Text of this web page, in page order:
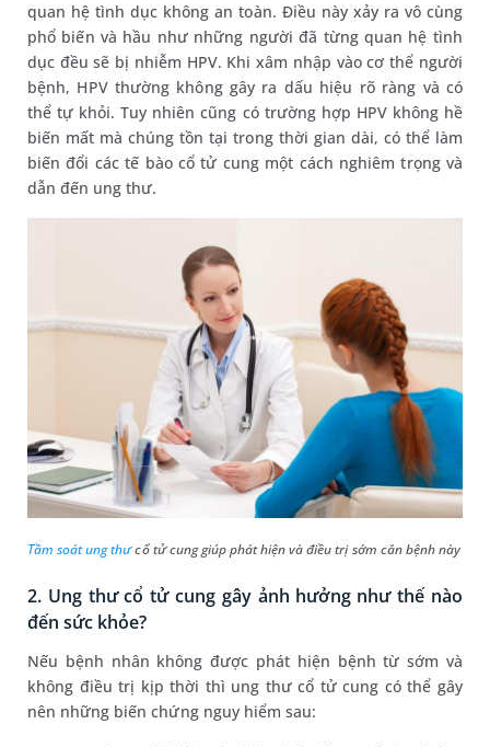
quan hệ tình dục không an toàn. Điều này xảy ra vô cùng
phổ biến và hầu như những người đã từng quan hệ tình
dục đều sẽ bị nhiễm HPV. Khi xâm nhập vào cơ thể người
bệnh, HPV thường không gây ra dấu hiệu rõ ràng và có
thể tự khỏi. Tuy nhiên cũng có trường hợp HPV không hề
biến mất mà chúng tồn tại trong thời gian dài, có thể làm
biến đổi các tế bào cổ tử cung một cách nghiêm trọng và
dẫn đến ung thư.
Tầm soát ung thưcổ tử cung giúp phát hiện và điều trị sớm căn bệnh này
2. Ung thư cổ tử cung gây ảnh hưởng như thế nào
đến sức khỏe?
Nếu bệnh nhân không được phát hiện bệnh từ sớm và
không điều trị kịp thời thì ung thư cổ tử cung có thể gây
nên những biến chứng nguy hiểm sau: